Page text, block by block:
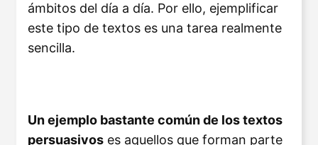
ámbitos del día a día. Por ello, ejemplificar
este tipo de textos es una tarea realmente
sencilla.
Un ejemplo bastante común de los textos
persuasivos es aquellos que forman parte